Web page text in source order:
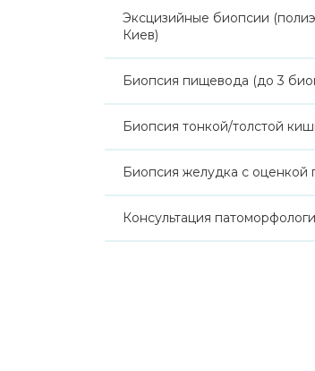
Эксцизийные биопсии
Киев)
Биопсия пищевода (до 3
Биопсия тонкой/толстой
Биопсия желудка с оценкой
Консультация